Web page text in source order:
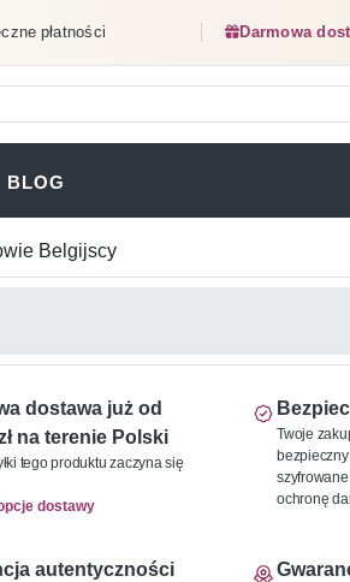
płatności Darmowa
BLOG
Belgijscy
dostawa już od
na terenie Polski
tego produktu zaczyna się
dostawy
Twoje
bezpieczny
ochronę
autentyczności